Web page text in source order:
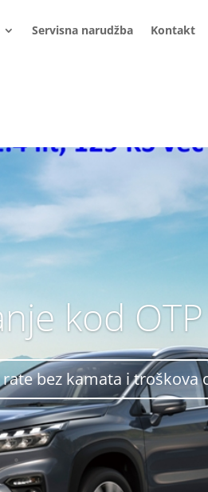
Servisna narudžba Kontakt
kod
bez kamata i troškova